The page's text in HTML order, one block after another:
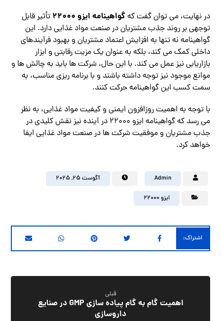
در نهایت، می توان گفت کهگواهینامه ایزو 22000
تأثیر قابل
توجهی بر روند جذب مشتریان در صنعت مواد غذایی دارد. این
گواهینامه نه تنها به افزایش اعتماد مشتریان و بهبود فرآیندهای
داخلی کمک می کند، بلکه به عنوان یک مزیت رقابتی و ابزار
بازاریابی نیز عمل می کند. با این حال، شرکت ها باید به چالش ها و
موانع موجود نیز توجه داشته باشند و با برنامه ریزی مناسب، به
سمت کسب این گواهینامه حرکت کنند.
با توجه به اهمیت روزافزون ایمنی و کیفیت مواد غذایی، به نظر
می رسد که گواهینامه ایزو 22000 در آینده نیز نقش کلیدی در
جذب مشتریان و موفقیت شرکت ها در صنعت مواد غذایی ایفا
خواهد کرد.
Admin آگوست ۲۵, ۲۰۲۵
ایزو 22000
قبلی
اهمیت گام به گام پیاده سازی GMP در صنایع
داروسازی